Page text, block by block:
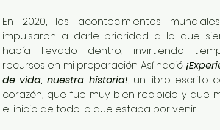
En 2020, los acontecimientos
impulsaron a darle prioridad a lo que
había llevado dentro, invirtiendo
recursos en mi preparación. Así nació
de vida, nuestra historia!, un libro escrito
corazón, que fue muy bien recibido y que
el inicio de todo lo que estaba por venir.